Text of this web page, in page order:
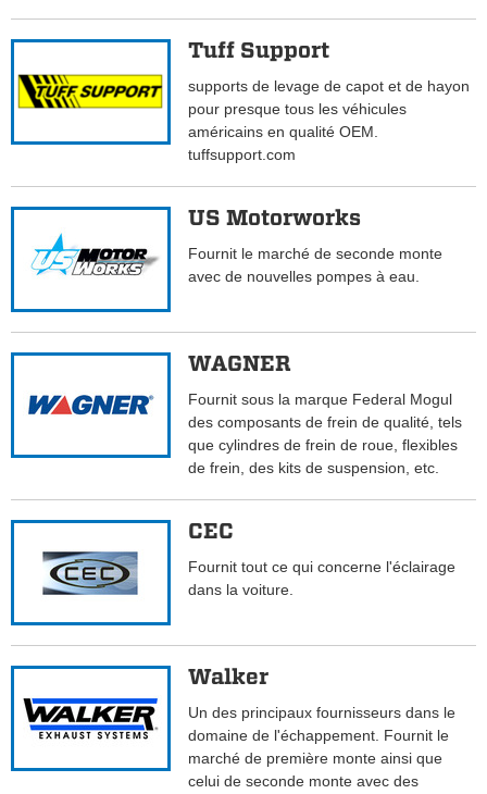
Tuff Support
supports de levage de capot et de hayon
pour presque tous les véhicules
américains en qualité OEM.
tuffsupport.com
US Motorworks
Fournit le marché de seconde monte
avec de nouvelles pompes à eau.
WAGNER
Fournit sous la marque Federal Mogul
des composants de frein de qualité, tels
que cylindres de frein de roue, flexibles
de frein, des kits de suspension, etc.
CEC
Fournit tout ce qui concerne l'éclairage
dans la voiture.
Walker
Un des principaux fournisseurs dans le
domaine de l'échappement. Fournit le
marché de première monte ainsi que
celui de seconde monte avec des